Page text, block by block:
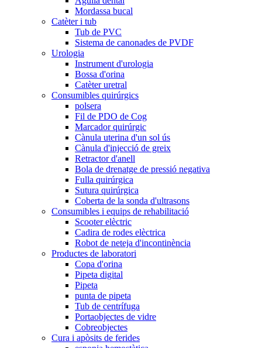
Mordassa bucal
Catèter i tub
Tub de PVC
Sistema de canonades de PVDF
Urologia
Instrument d'urologia
Bossa d'orina
Catèter uretral
Consumibles quirúrgics
polsera
Fil de PDO de Cog
Marcador quirúrgic
Cànula uterina d'un sol ús
Cànula d'injecció de greix
Retractor d'anell
Bola de drenatge de pressió negativa
Fulla quirúrgica
Sutura quirúrgica
Coberta de la sonda d'ultrasons
Consumibles i equips de rehabilitació
Scooter elèctric
Cadira de rodes elèctrica
Robot de neteja d'incontinència
Productes de laboratori
Copa d'orina
Pipeta digital
Pipeta
punta de pipeta
Tub de centrífuga
Portaobjectes de vidre
Cobreobjectes
Cura i apòsits de ferides